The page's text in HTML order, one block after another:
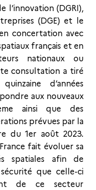
l’innovation (DGRI),
(DGE) et le
concertation avec
français et en
nationaux ou
consultation a tiré
d’années
aux nouveaux
ainsi que des
prévues par la
du 1er août 2023.
fait évoluer sa
spatiales afin de
que celle-ci
de ce secteur